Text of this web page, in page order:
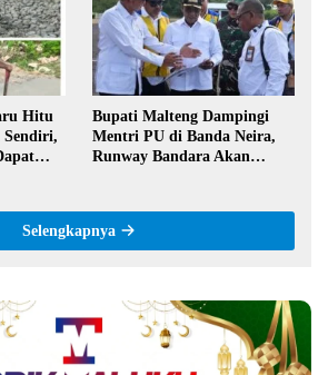
Hitu
Sendiri,
Bupati Malteng Dampingi
Mentri PU di Banda Neira,
Runway Bandara Akan
Selengkapnya